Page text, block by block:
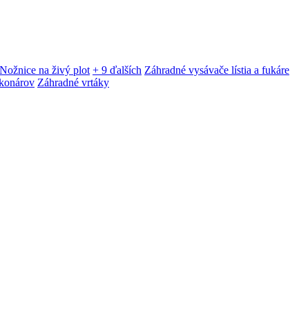
Nožnice na živý plot + 9 ďalších Záhradné vysávače lístia a fukáre
Záhradné vrtáky